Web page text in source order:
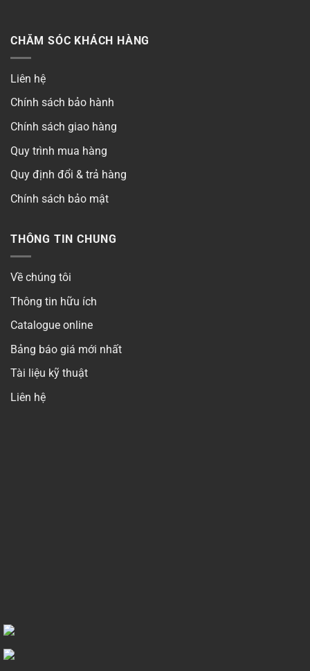
Kiểm định
Phong cách
Số cực
CHĂM SÓC KHÁCH HÀNG
Liên hệ
Chính sách bảo hành
Chính sách giao hàng
Quy trình mua hàng
Quy định đổi & trả hàng
Chính sách bảo mật
THÔNG TIN CHUNG
Về chúng tôi
Thông tin hữu ích
Catalogue online
Bảng báo giá mới nhất
Tài liệu kỹ thuật
Liên hệ